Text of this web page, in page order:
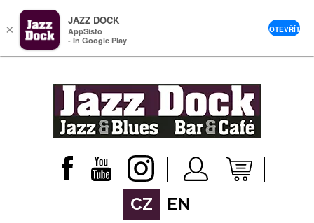
CZ EN
×
JAZZ DOCK
AppSisto
- In Google Play
OTEVŘÍT